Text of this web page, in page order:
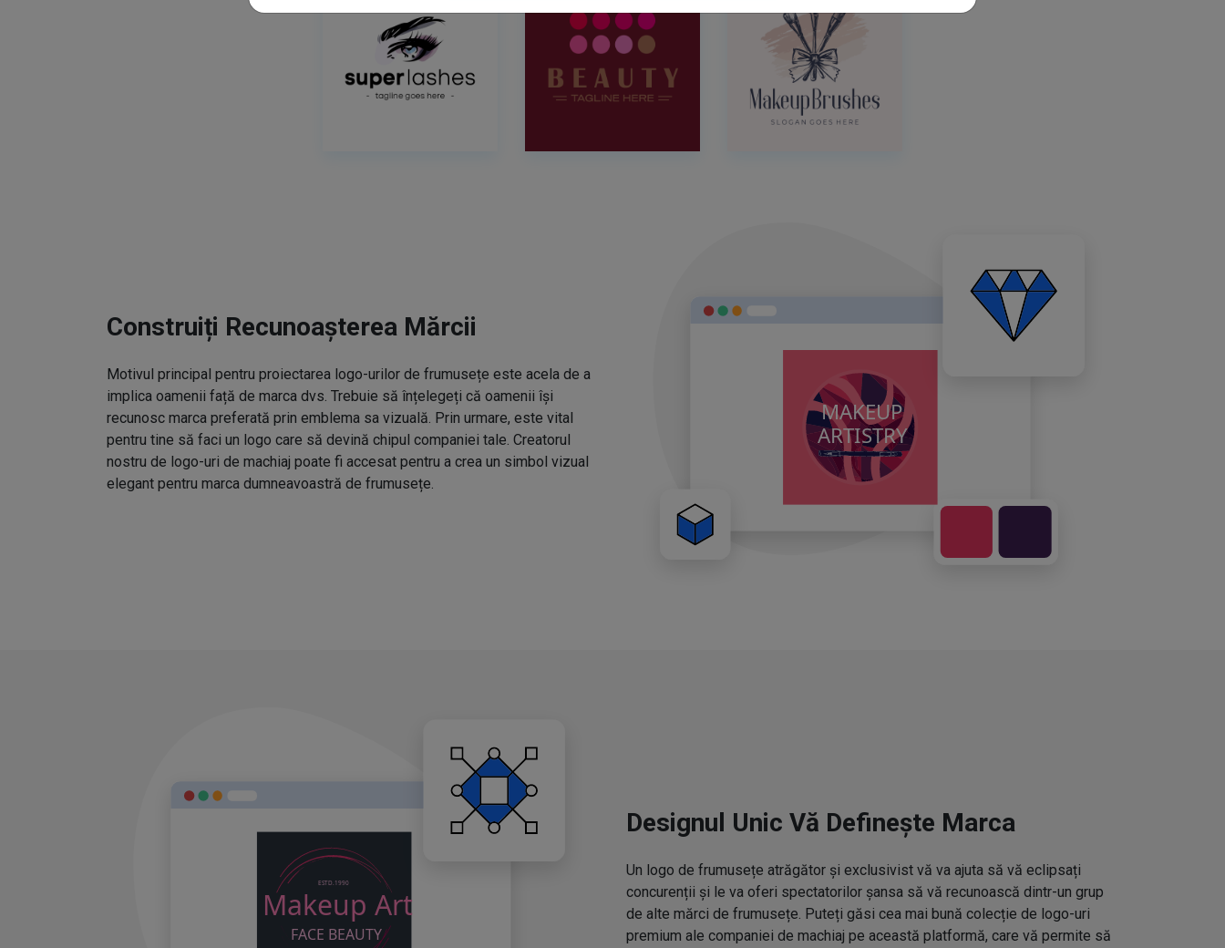
Construiți Recunoașterea Mărcii
Motivul principal pentru proiectarea logo-urilor de frumusețe este acela de a
implica oamenii față de marca dvs. Trebuie să înțelegeți că oamenii își
recunosc marca preferată prin emblema sa vizuală. Prin urmare, este vital
pentru tine să faci un logo care să devină chipul companiei tale. Creatorul
nostru de logo-uri de machiaj poate fi accesat pentru a crea un simbol vizual
elegant pentru marca dumneavoastră de frumusețe.
Designul Unic Vă Definește Marca
Un logo de frumusețe atrăgător și exclusivist vă va ajuta să vă eclipsați
concurenții și le va oferi spectatorilor șansa să vă recunoască dintr-un grup
de alte mărci de frumusețe. Puteți găsi cea mai bună colecție de logo-uri
premium ale companiei de machiaj pe această platformă, care vă permite să